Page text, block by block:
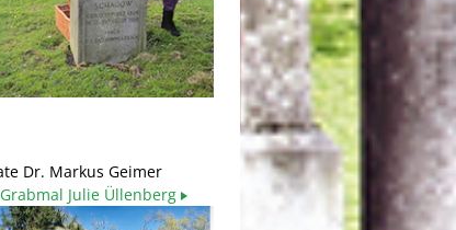
Dr. Markus Geimer
Grabmal Julie Üllenberg